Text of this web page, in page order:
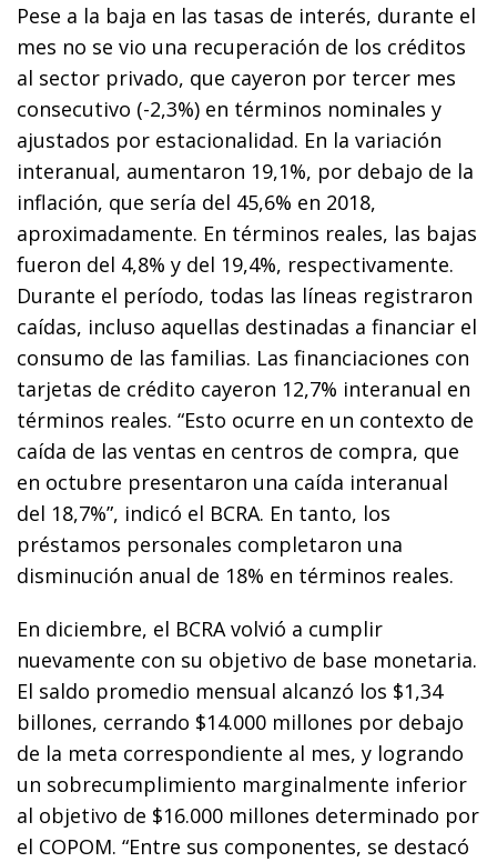
Pese a la baja en las tasas de interés, durante el
mes no se vio una recuperación de los créditos
al sector privado, que cayeron por tercer mes
consecutivo (-2,3%) en términos nominales y
ajustados por estacionalidad. En la variación
interanual, aumentaron 19,1%, por debajo de la
inflación, que sería del 45,6% en 2018,
aproximadamente. En términos reales, las bajas
fueron del 4,8% y del 19,4%, respectivamente.
Durante el período, todas las líneas registraron
caídas, incluso aquellas destinadas a financiar el
consumo de las familias. Las financiaciones con
tarjetas de crédito cayeron 12,7% interanual en
términos reales. “Esto ocurre en un contexto de
caída de las ventas en centros de compra, que
en octubre presentaron una caída interanual
del 18,7%”, indicó el BCRA. En tanto, los
préstamos personales completaron una
disminución anual de 18% en términos reales.
En diciembre, el BCRA volvió a cumplir
nuevamente con su objetivo de base monetaria.
El saldo promedio mensual alcanzó los $1,34
billones, cerrando $14.000 millones por debajo
de la meta correspondiente al mes, y logrando
un sobrecumplimiento marginalmente inferior
al objetivo de $16.000 millones determinado por
el COPOM. “Entre sus componentes, se destacó